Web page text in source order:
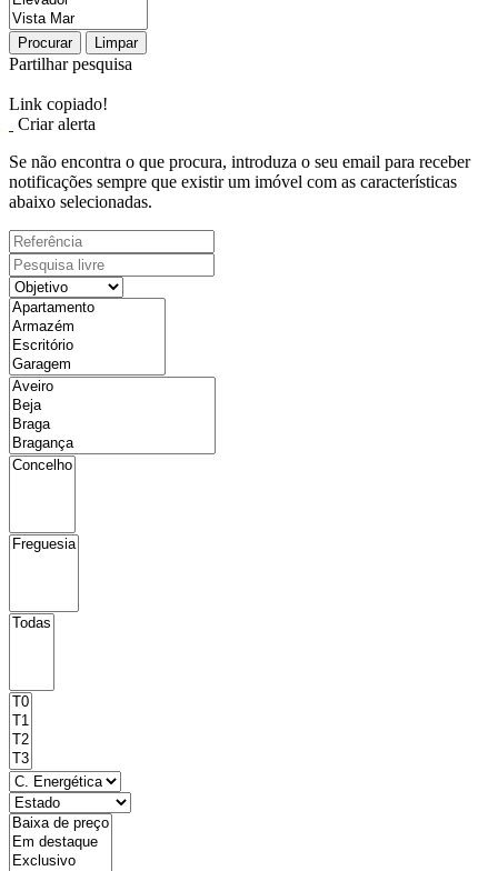
Procurar Limpar
Partilhar pesquisa
Link copiado!
Criar alerta
Se não encontra o que procura, introduza o seu email para receber
notificações sempre que existir um imóvel com as características
abaixo selecionadas.